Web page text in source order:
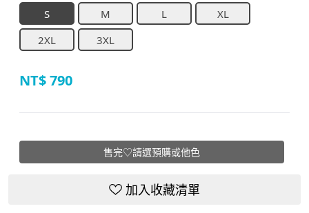
S M L
XL
2XL
3XL
NT$790
售完♡請選預購或他色
加入收藏清單